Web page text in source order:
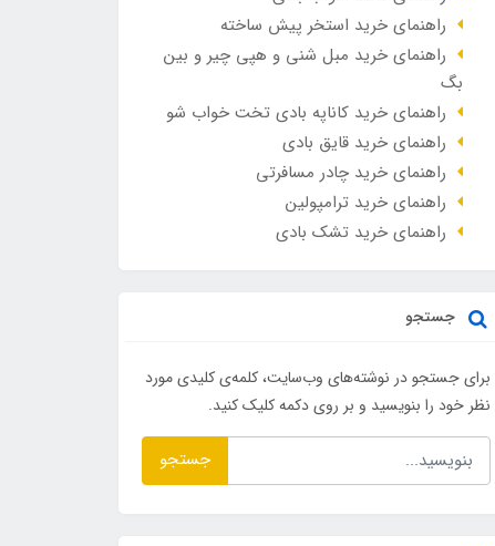
راهنمای خرید استخر پیش ساخته
راهنمای خرید مبل شنی و هپی چیر و بین
بگ
راهنمای خرید کاناپه بادی تخت خواب شو
راهنمای خرید قایق بادی
راهنمای خرید چادر مسافرتی
راهنمای خرید ترامپولین
راهنمای خرید تشک بادی
جستجو
برای جستجو در نوشته‌های وب‌سایت، کلمه‌ی کلیدی مورد
نظر خود را بنویسید و بر روی دکمه کلیک کنید.
جستجو